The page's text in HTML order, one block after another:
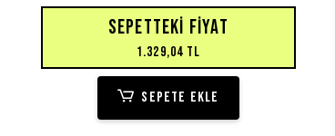
SEPETTEKI FIYAT
1.329,04 TL
SEPETE EKLE